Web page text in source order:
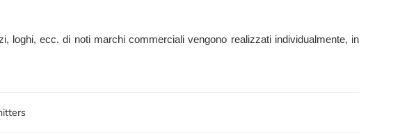
loghi, ecc. di noti marchi commerciali vengono realizzati individualmente, in